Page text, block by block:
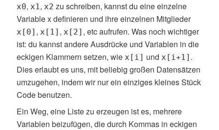
x0, x1, x2 zu schreiben, kannst du eine einzelne
Variable x definieren und ihre einzelnen Mitglieder
x[0] , x[1] , x[2] , etc aufrufen. Was noch wichtiger
ist: du kannst andere Ausdrücke und Variablen in die
eckigen Klammern setzen, wie x[i] und x[i+1] .
Dies erlaubt es uns, mit beliebig großen Datensätzen
umzugehen, indem wir nur ein einziges kleines Stück
Code benutzen.
Ein Weg, eine Liste zu erzeugen ist es, mehrere
Variablen beizufügen, die durch Kommas in eckigen